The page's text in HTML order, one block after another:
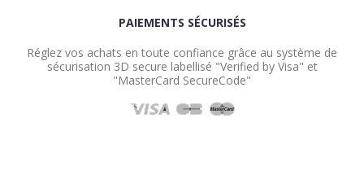
PAIEMENTS SÉCURISÉS
Réglez vos achats en toute confiance grâce au système de
sécurisation 3D secure labellisé "Verified by Visa" et
"MasterCard SecureCode"